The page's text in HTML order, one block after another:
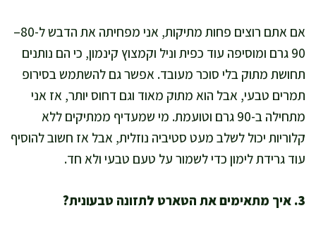
אם אתם רוצים פחות מתיקות, אני מפחיתה את הדבש ל-80–
90 גרם ומוסיפה עוד כפית וניל וקמצוץ קינמון, כי הם נותנים
תחושת מתוק בלי סוכר מעובד. אפשר גם להשתמש בסירופ
תמרים טבעי, אבל הוא מתוק מאוד וגם דחוס יותר, אז אני
מתחילה ב-90 גרם וטועמת. מי שמעדיף ממתיקים ללא
קלוריות יכול לשלב מעט סטיביה נוזלית, אבל אז חשוב להוסיף
עוד גרידת לימון כדי לשמור על טעם טבעי ולא חד.
3. איך מתאימים את הטארט לתזונה טבעונית?